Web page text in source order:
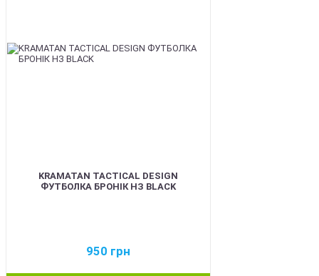
KRAMATAN TACTICAL DESIGN
ФУТБОЛКА БРОНІК НЗ BLACK
950 грн